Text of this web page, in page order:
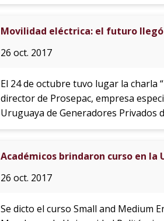
Movilidad eléctrica: el futuro llegó
26 oct. 2017
El 24 de octubre tuvo lugar la charla
director de Prosepac, empresa
Uruguaya de Generadores Privados
Académicos brindaron curso en
26 oct. 2017
Se dicto el curso Small and Medium